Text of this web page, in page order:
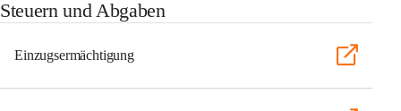
Steuern und Abgaben
Einzugsermächtigung